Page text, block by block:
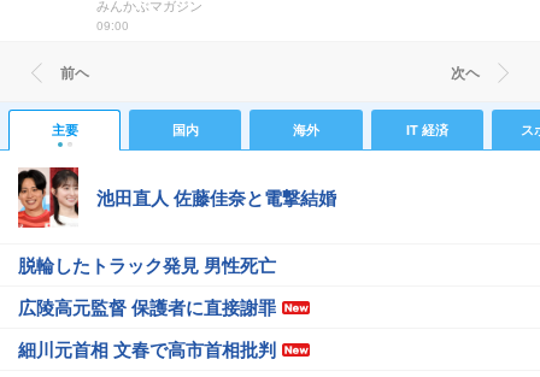
みんかぶマガジン
09:00
前ヘ 次ヘ
主要 国内 海外 IT 経済 ス
池田直人 佐藤佳奈と電撃結婚
脱輪したトラック発見 男性死亡
広陵高元監督 保護者に直接謝罪
細川元首相 文春で高市首相批判